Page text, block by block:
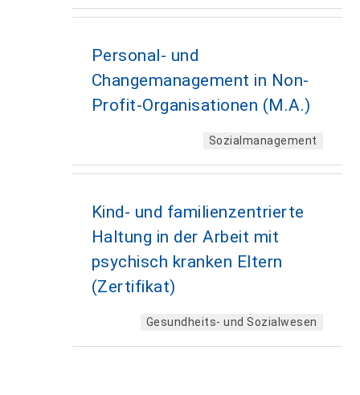
Personal- und
Changemanagement in Non-
Profit-Organisationen (M.A.)
Sozialmanagement
Kind- und familienzentrierte
Haltung in der Arbeit mit
psychisch kranken Eltern
(Zertifikat)
Gesundheits- und Sozialwesen